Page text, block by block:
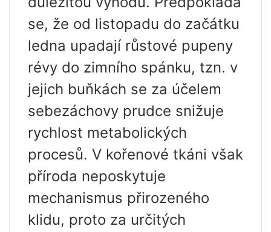
se, že od listopadu do začátku
ledna upadají růstové pupeny
révy do zimního spánku, tzn. v
jejich buňkách se za účelem
sebezáchovy prudce snižuje
rychlost metabolických
procesů. V kořenové tkáni však
příroda neposkytuje
mechanismus přirozeného
klidu, proto za určitých